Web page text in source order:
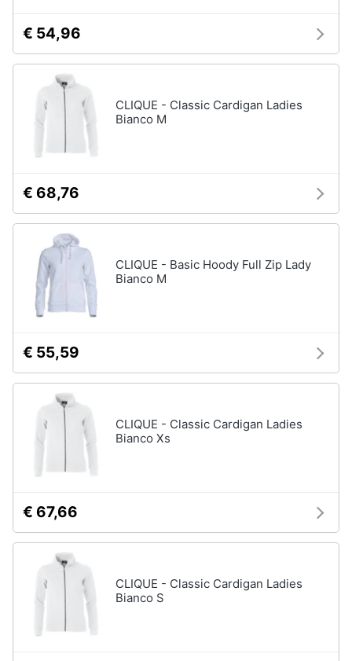
€ 54,96
CLIQUE - Classic Cardigan Ladies
Bianco M
€ 68,76
CLIQUE - Basic Hoody Full Zip Lady
Bianco M
€ 55,59
CLIQUE - Classic Cardigan Ladies
Bianco Xs
€ 67,66
CLIQUE - Classic Cardigan Ladies
Bianco S